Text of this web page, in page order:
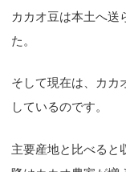
カカオ豆は本土へ送
た。
そして現在は、カカ
しているのです。
主要産地と比べると